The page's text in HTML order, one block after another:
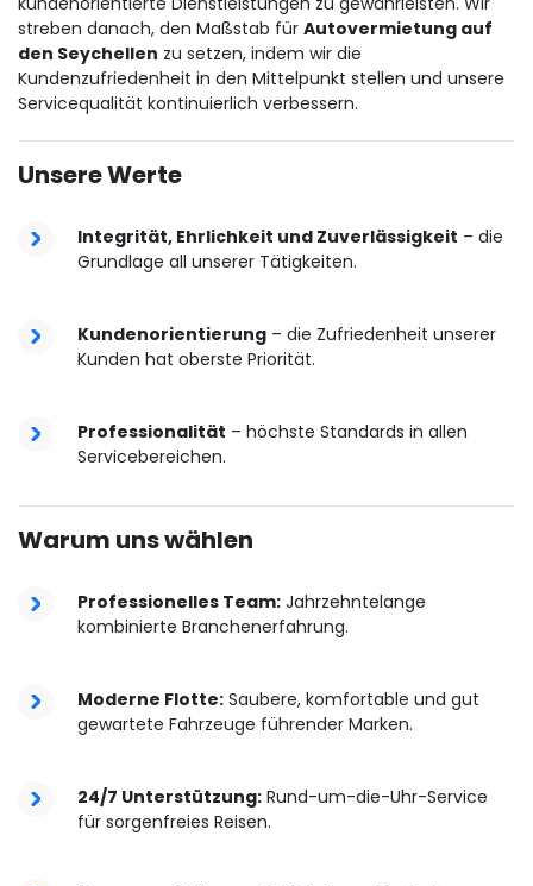
streben danach, den Maßstab für Autovermietung auf
den Seychellen zu setzen, indem wir die
Kundenzufriedenheit in den Mittelpunkt stellen und unsere
Servicequalität kontinuierlich verbessern.
Unsere Werte
Integrität, Ehrlichkeit und Zuverlässigkeit – die
Grundlage all unserer Tätigkeiten.
Kundenorientierung – die Zufriedenheit unserer
Kunden hat oberste Priorität.
Professionalität – höchste Standards in allen
Servicebereichen.
Warum uns wählen
Professionelles Team: Jahrzehntelange
kombinierte Branchenerfahrung.
Moderne Flotte: Saubere, komfortable und gut
gewartete Fahrzeuge führender Marken.
24/7 Unterstützung: Rund-um-die-Uhr-Service
für sorgenfreies Reisen.